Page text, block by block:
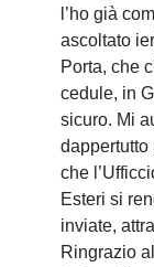
l’ho già
ascoltato
Porta, che
cedule, in
sicuro. Mi
dappertutto
che
Esteri si
inviate,
Ringrazio